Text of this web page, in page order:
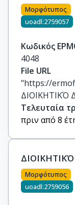
Μορφότυπος
uoadl:2759057
Κωδικός
4048
File URL
"https://
ΔΙΟΙΚΗΤΙΚΌ
Τελευταία
πριν από 8
ΔΙΟΙΚΗΤΙΚΌ
Μορφότυπος
uoadl:2759056